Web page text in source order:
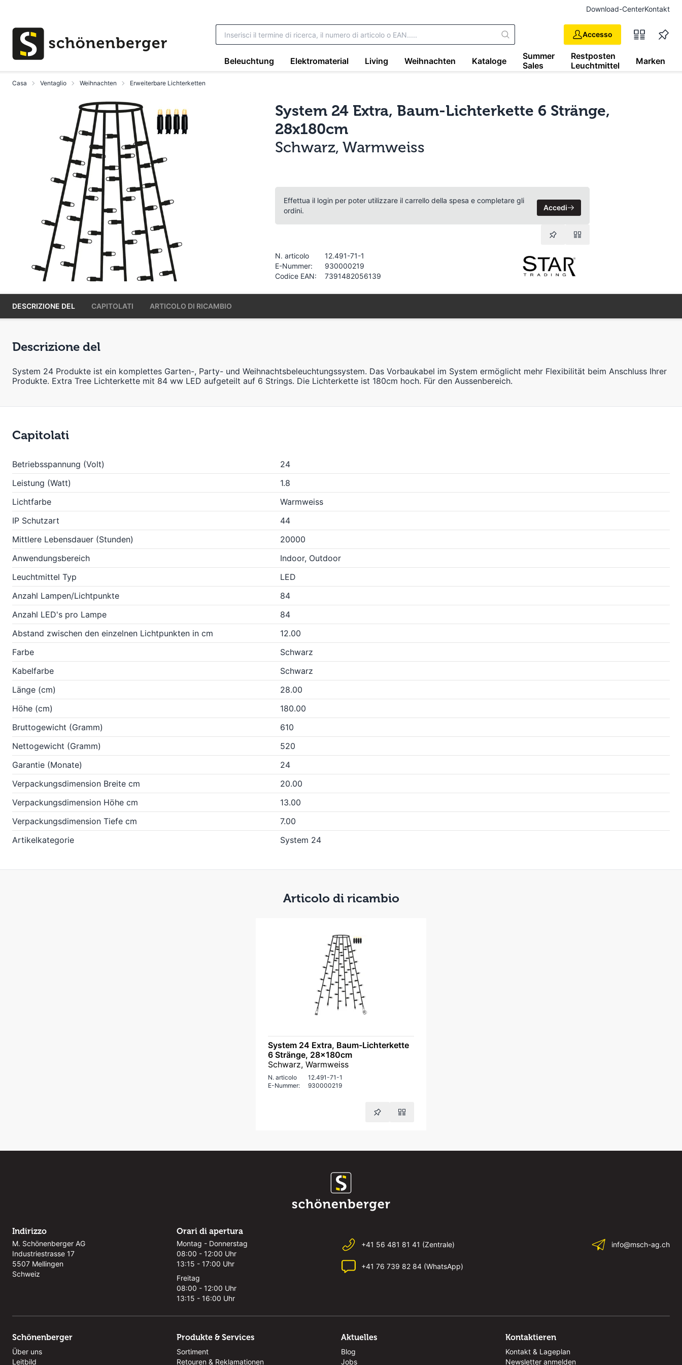
Download-CenterKontakt
Accesso
Beleuchtung Elektromaterial Living Weihnachten Kataloge
Summer
Sales
Restposten
Leuchtmittel
Marken
Casa Ventaglio Weihnachten Erweiterbare Lichterketten
System 24 Extra, Baum-Lichterkette 6 Stränge,
28x180cm
Schwarz, Warmweiss
Effettua il login per poter utilizzare il carrello della spesa e completare gli
ordini.
Accedi
N. articolo
12.491-71-1
E-Nummer:
930000219
Codice EAN:
7391482056139
DESCRIZIONE DEL CAPITOLATI ARTICOLO DI RICAMBIO
Descrizione del
System 24 Produkte ist ein komplettes Garten-, Party- und Weihnachtsbeleuchtungssystem. Das Vorbaukabel im System ermöglicht mehr Flexibilität beim Anschluss Ihrer
Produkte. Extra Tree Lichterkette mit 84 ww LED aufgeteilt auf 6 Strings. Die Lichterkette ist 180cm hoch. Für den Aussenbereich.
Capitolati
Betriebsspannung (Volt)
24
Leistung (Watt)
1.8
Lichtfarbe
Warmweiss
IP Schutzart
44
Mittlere Lebensdauer (Stunden)
20000
Anwendungsbereich
Indoor, Outdoor
Leuchtmittel Typ
LED
Anzahl Lampen/Lichtpunkte
84
Anzahl LED's pro Lampe
84
Abstand zwischen den einzelnen Lichtpunkten in cm
12.00
Farbe
Schwarz
Kabelfarbe
Schwarz
Länge (cm)
28.00
Höhe (cm)
180.00
Bruttogewicht (Gramm)
610
Nettogewicht (Gramm)
520
Garantie (Monate)
24
Verpackungsdimension Breite cm
20.00
Verpackungsdimension Höhe cm
13.00
Verpackungsdimension Tiefe cm
7.00
Artikelkategorie
System 24
Articolo di ricambio
System 24 Extra, Baum-Lichterkette
6 Stränge, 28x180cm
Schwarz, Warmweiss
N. articolo
12.491-71-1
E-Nummer:
930000219
Indirizzo
M. Schönenberger AG
Industriestrasse 17
5507 Mellingen
Schweiz
Orari di apertura
Montag - Donnerstag
08:00 - 12:00 Uhr
13:15 - 17:00 Uhr
Freitag
08:00 - 12:00 Uhr
13:15 - 16:00 Uhr
+41 56 481 81 41 (Zentrale)
+41 76 739 82 84 (WhatsApp)
info@msch-ag.ch
Schönenberger
Über uns
Leitbild
Produkte & Services
Sortiment
Retouren & Reklamationen
Aktuelles
Blog
Jobs
Kontaktieren
Kontakt & Lageplan
Newsletter anmelden